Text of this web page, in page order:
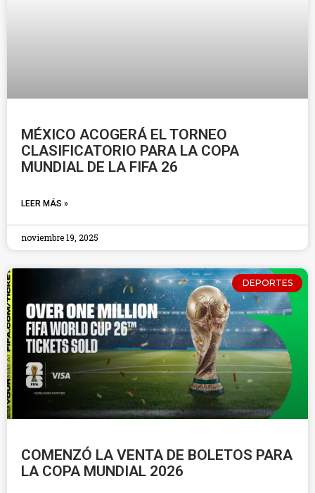
MÉXICO ACOGERÁ EL TORNEO
CLASIFICATORIO PARA LA COPA
MUNDIAL DE LA FIFA 26
LEER MÁS »
noviembre 19, 2025
DEPORTES
COMENZÓ LA VENTA DE BOLETOS PARA
LA COPA MUNDIAL 2026